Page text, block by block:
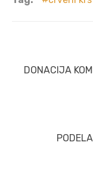
navigation
Previous
DONACIJA